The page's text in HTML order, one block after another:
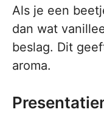
Als je een
dan wat
beslag. Dit
aroma.